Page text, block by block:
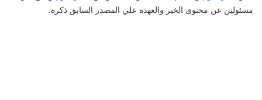
مسئولين عن محتوى الخبر والعهدة علي المصدر السابق ذكرة.